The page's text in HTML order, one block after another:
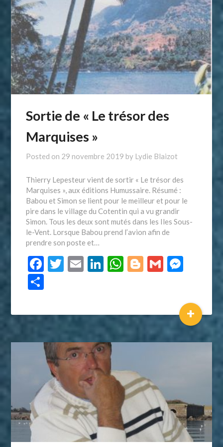
Sortie de « Le trésor des
Marquises »
Posted on 29 novembre 2019 by Lydie Blaizot
Thierry Lepesteur vient de sortir « Le trésor des
Marquises », aux éditions Humussaire. Résumé :
Babou et Simon se lient pour le meilleur et pour le
pire dans le village du Cotentin qui a vu grandir
Simon. Tous les deux sont mutés dans les Iles Sous-
le-Vent. Lorsque Babou prend l’avion afin de
prendre son poste et…
Facebook
Twitter
EmailLinkedIn
WhatsApp
Blogger
Gmail
+